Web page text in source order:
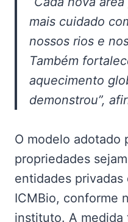
mais cuidado
nossos rios e
Também
aquecimento
demonstrou”,
O modelo adotado
propriedades
entidades privadas
ICMBio, conforme
instituto. A